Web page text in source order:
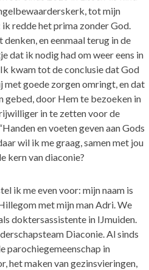
tot mijn
redde het prima zonder God.
en eenmaal terug in de
dat ik nodig had om weer eens in
kwam tot de conclusie dat God
met goede zorgen omringt, en dat
gebed, door Hem te bezoeken in
in te zetten voor de
en voeten geven aan Gods
wil ik me graag, samen met jou
kern van diaconie?
ik me even voor: mijn naam is
met mijn man Adri. We
doktersassistente in IJmuiden.
Diaconie. Al sinds
parochiegemeenschap in
het maken van gezinsvieringen,